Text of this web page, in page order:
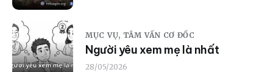
MỤC VỤ, TÂM VẤN CƠ ĐỐC
Người yêu xem mẹ là nhất
28/05/2026